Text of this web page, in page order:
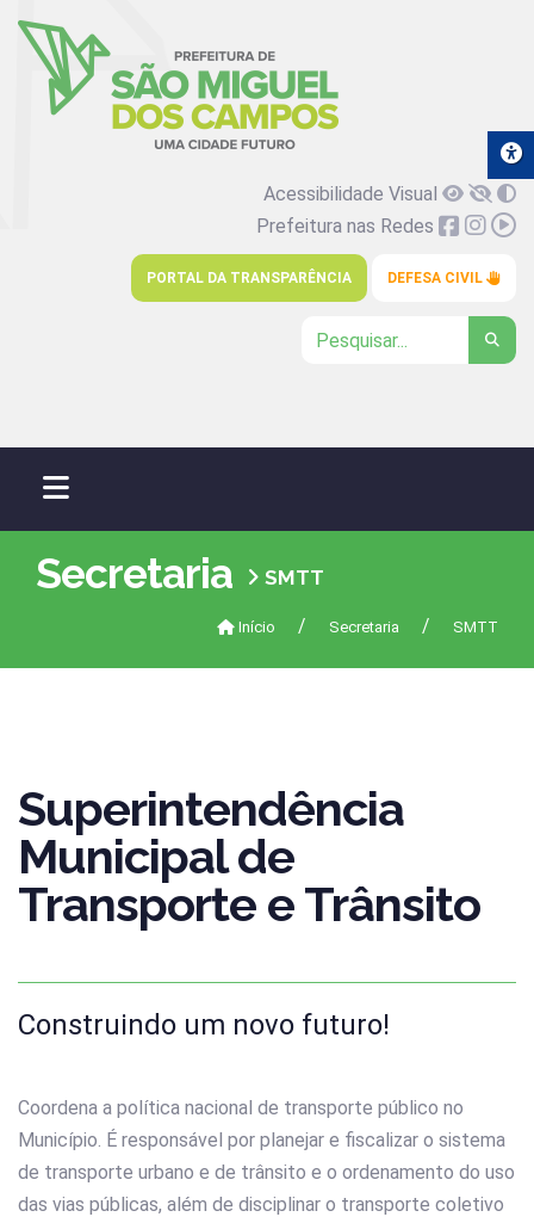
Acessibilidade Visual
Prefeitura nas Redes
PORTAL DA TRANSPARÊNCIA DEFESA CIVIL
Secretaria SMTT
Início Secretaria SMTT
Superintendência
Municipal de
Transporte e Trânsito
Construindo um novo futuro!
Coordena a política nacional de transporte público no
Município. É responsável por planejar e fiscalizar o sistema
de transporte urbano e de trânsito e o ordenamento do uso
das vias públicas, além de disciplinar o transporte coletivo